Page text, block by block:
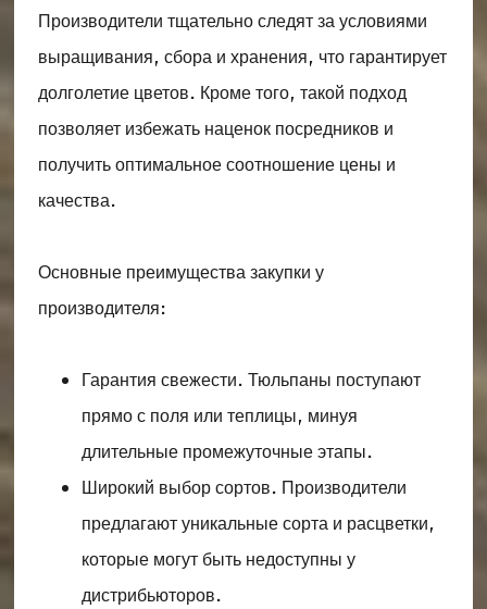
Производители тщательно следят за условиями
выращивания, сбора и хранения, что гарантирует
долголетие цветов. Кроме того, такой подход
позволяет избежать наценок посредников и
получить оптимальное соотношение цены и
качества.
Основные преимущества закупки у
производителя:
Гарантия свежести. Тюльпаны поступают
прямо с поля или теплицы, минуя
длительные промежуточные этапы.
Широкий выбор сортов. Производители
предлагают уникальные сорта и расцветки,
которые могут быть недоступны у
дистрибьюторов.